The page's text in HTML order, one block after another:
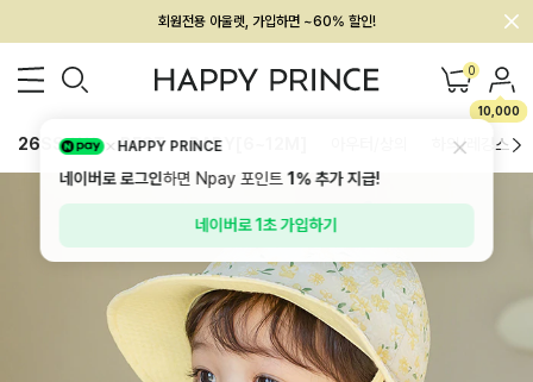
회원전용 아울렛, 가입하면 ~60% 할인!
멤버십 최대 28,000원 혜택 0
10,000
26SS 신상 BEST BABY[6~12M] 하의/레깅스
HAPPY PRINCE
네이버로 로그인하면 Npay 포인트1%추가 지급!
네이버로 1초 가입하기